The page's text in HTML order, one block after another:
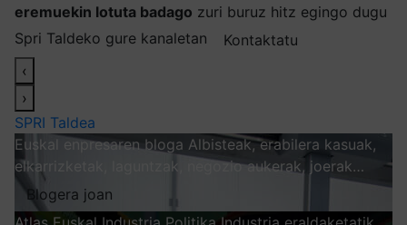
eremuekin lotuta badago zuri buruz hitz egingo dugu
Spri Taldeko gure kanaletan
Kontaktatu
‹
›
SPRI Taldea
Euskal enpresaren bloga Albisteak, erabilera kasuak,
elkarrizketak, laguntzak, negozio aukerak, joerak…
Blogera joan